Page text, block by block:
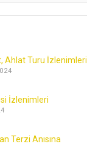
Ahlat Turu İzlenimleri
İzlenimleri
Terzi Anısına